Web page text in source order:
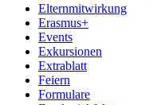
Elternmitwirkung
Erasmus+
Events
Exkursionen
Extrablatt
Feiern
Formulare